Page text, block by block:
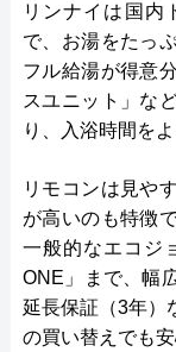
リンナイは国内
で、お湯をたっ
フル給湯が得意
スユニット」な
り、入浴時間を
リモコンは見や
が高いのも特徴
一般的なエコジ
ONE」まで、幅
延長保証（3年）
の買い替えでも安